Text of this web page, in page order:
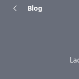
Blog